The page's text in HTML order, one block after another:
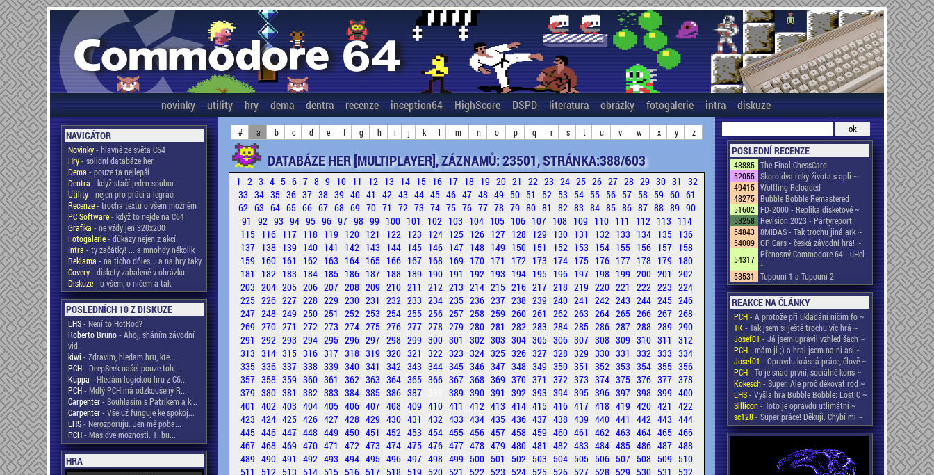
novinky utility hry dema dentra recenze inception64 HighScore DSPD literatura obrázky fotogalerie intra diskuze
NAVIGÁTOR
Novinky- hlavně ze světa C64
Hry- solidní databáze her
Dema - pouze ta nejlepší
Dentra - když stačí jeden soubor
Utility- nejen pro práci a legraci
Recenze- trocha textu o všem možném
PC Software- když to nejde na C64
Grafika - ne vždy jen 320x200
Fotogalerie- důkazy nejen z akcí
Intra - ty začátky! ... a mnohdy několik
Reklama - na ticho dňies .. a na hry taky
Covery- diskety zabalené v obrázku
Diskuze- o všem, o ničem a tak
POSLEDNÍCH 10 Z DISKUZE
LHS- Není to HotRod?
Roberto Bruno- Ahoj, sháním závodní
vid...
kiwi - Zdravim, hledam hru, kte...
PCH- DeepSeek našel pouze toh...
Kuppa - Hledám logickou hru z C6...
PCH- Mdlý PCH má odzkoušený R...
Carpenter- Souhlasím s Patrikem a k...
Carpenter- Vše už funguje ke spokoj...
LHS- Nerozporuju. Jen mě poba...
PCH- Mas dve moznosti. 1. bu...
HRA
# a b c d e f g h i j k l m n o p q r s t u v w x y z
DATABÁZE HER [MULTIPLAYER], ZÁZNAMŮ: 23501, STRÁNKA:388/603
1 2 3 4 5 6 7 8 9 10 11 12 13 14 15 16 17 18 19 20 21 22 23 24 25 26 27 28 29 30 31 32
33 34 35 36 37 38 39 40 41 42 43 44 45 46 47 48 49 50 51 52 53 54 55 56 57 58 59 60 61
62 63 64 65 66 67 68 69 70 71 72 73 74 75 76 77 78 79 80 81 82 83 84 85 86 87 88 89 90
91 92 93 94 95 96 97 98 99 100 101 102 103 104 105 106 107 108 109 110 111 112 113 114
115 116 117 118 119 120 121 122 123 124 125 126 127 128 129 130 131 132 133 134 135 136
137 138 139 140 141 142 143 144 145 146 147 148 149 150 151 152 153 154 155 156 157 158
159 160 161 162 163 164 165 166 167 168 169 170 171 172 173 174 175 176 177 178 179 180
181
182 183 184 185 186 187 188 189 190 191 192 193 194 195 196 197 198 199 200 201 202
203 204 205 206 207 208 209 210 211 212 213 214 215 216 217 218 219 220 221 222 223 224
225 226 227 228 229 230 231 232 233 234 235 236 237 238 239 240 241 242 243 244 245 246
247 248 249 250 251 252 253 254 255 256 257 258 259 260 261 262 263 264 265 266 267 268
269 270 271 272 273 274 275 276 277 278 279 280 281 282 283 284 285 286 287 288 289 290
291 292 293 294 295 296 297 298 299 300 301 302 303 304 305 306 307 308 309 310 311 312
313 314 315 316 317 318 319 320 321 322 323 324 325 326 327 328 329 330 331 332 333 334
335 336 337 338 339 340 341 342 343 344 345 346 347 348 349 350 351 352 353 354 355 356
357 358 359 360 361 362 363 364 365 366 367 368 369 370 371 372 373 374 375 376 377 378
379 380 381 382 383 384 385 386 387 389 390 391 392 393 394 395 396 397 398 399 400
401 402 403 404 405 406 407 408 409 410 411 412 413 414 415 416 417 418 419 420 421 422
423 424 425 426 427 428 429 430 431 432 433 434 435 436 437 438 439 440 441 442 443 444
445 446 447 448 449 450 451 452 453 454 455 456 457 458 459 460 461 462 463 464 465 466
467 468 469 470 471 472 473 474 475 476 477 478 479 480 481 482 483 484 485 486 487 488
489 490 491 492 493 494 495 496 497 498 499 500 501 502 503 504 505 506 507 508 509 510
511 512 513 514 515 516 517 518 519 520 521 522 523 524 525 526 527 528 529 530 531 532
POSLEDNÍ RECENZE
48885 The Final ChessCard
52055 Skoro dva roky života s apli ~
49415 Wolfling Reloaded
48275 Bubble Bobble Remastered
51602 FD-2000 - Replika disketové ~
53258 Revision 2023 - Pártyreport
54843 8MIDAS - Tak trochu jiná ark ~
54009 GP Cars - česká závodní hra! ~
54317 Přenosný Commodore 64 - uHel
~
53531
Tupouni 1 a Tupouni 2
REAKCE NA ČLÁNKY
PCH- A protože při ukládání ničím fo ~
TK- Tak jsem si ještě trochu víc hrá ~
Josef01 - Já jsem upravil vzhled šach ~
PCH- mám ji ;) a hral jsem na ni asi ~
Josef01 - Opravdu krásná práce, člově ~
PCH- To je snad první, sociálně kons ~
Kokesch- Super. Ale proč děkovat rod ~
LHS- Vyšla hra Bubble Bobble: Lost C ~
Sillicon- Toto je opravdu utlimátní ~
sc128- Super práce! Děkuji. Chybí mi ~